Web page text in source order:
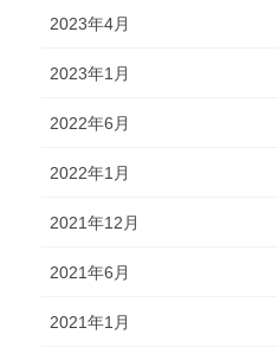
2023年4月
2023年1月
2022年6月
2022年1月
2021年12月
2021年6月
2021年1月